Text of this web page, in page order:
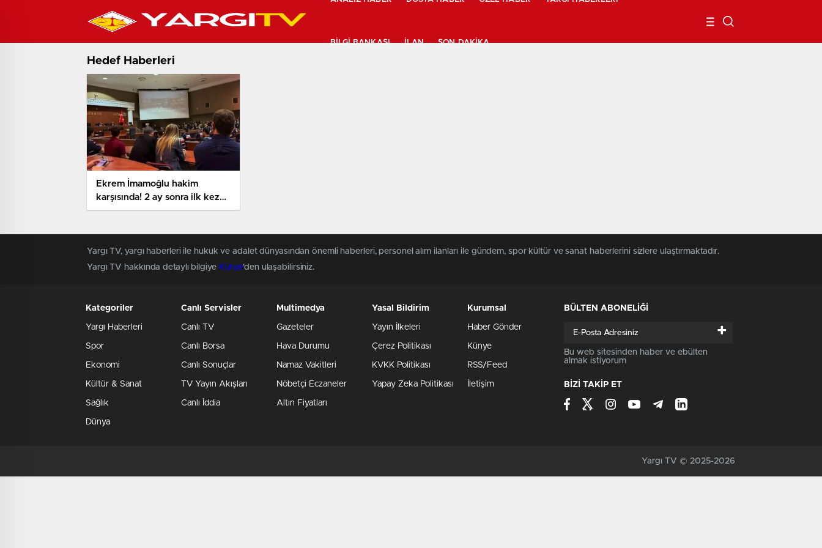
BILGI BANKASI İLAN SON DAKIKA
Hedef Haberleri
Ekrem İmamoğlu hakim
karşısında! 2 ay sonra ilk kez
görüntülendi
Yargı TV, yargı haberleri ile hukuk ve adalet dünyasından önemli haberleri, personel alım ilanları ile gündem, spor kültür ve sanat haberlerini sizlere ulaştırmaktadır.
Yargı TV hakkında detaylı bilgiye Künye'den ulaşabilirsiniz.
Kategoriler
Yargı Haberleri
Spor
Ekonomi
Kültür & Sanat
Sağlık
Dünya
Canlı Servisler
Canlı TV
Canlı Borsa
Canlı Sonuçlar
TV Yayın Akışları
Canlı İddia
Multimedya
Gazeteler
Hava Durumu
Namaz Vakitleri
Nöbetçi Eczaneler
Altın Fiyatları
Yasal Bildirim
Yayın İlkeleri
Çerez Politikası
KVKK Politikası
Yapay Zeka Politikası
Kurumsal
Haber Gönder
Künye
RSS/Feed
İletişim
BÜLTEN ABONELİĞİ
+
Bu web sitesinden haber ve ebülten
almak istiyorum
BİZİ TAKİP ET
Yargı TV © 2025-2026